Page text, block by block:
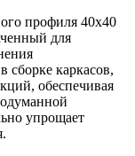
профиля 40х40
для
сборке каркасов,
обеспечивая
упрощает